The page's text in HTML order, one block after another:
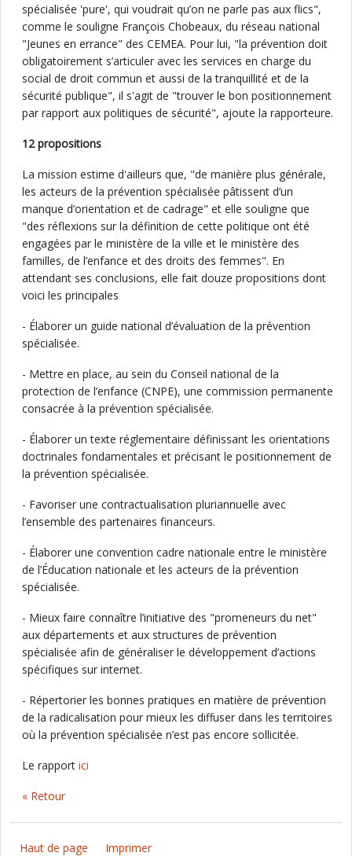
spécialisée 'pure', qui voudrait qu’on ne parle pas aux flics",
comme le souligne François Chobeaux, du réseau national
"Jeunes en errance" des CEMEA. Pour lui, "la prévention doit
obligatoirement s’articuler avec les services en charge du
social de droit commun et aussi de la tranquillité et de la
sécurité publique", il s'agit de "trouver le bon positionnement
par rapport aux politiques de sécurité", ajoute la rapporteure.
12 propositions
La mission estime d'ailleurs que, "de manière plus générale,
les acteurs de la prévention spécialisée pâtissent d’un
manque d’orientation et de cadrage" et elle souligne que
"des réflexions sur la définition de cette politique ont été
engagées par le ministère de la ville et le ministère des
familles, de l’enfance et des droits des femmes". En
attendant ses conclusions, elle fait douze propositions dont
voici les principales
- Élaborer un guide national d’évaluation de la prévention
spécialisée.
- Mettre en place, au sein du Conseil national de la
protection de l’enfance (CNPE), une commission permanente
consacrée à la prévention spécialisée.
- Élaborer un texte réglementaire définissant les orientations
doctrinales fondamentales et précisant le positionnement de
la prévention spécialisée.
- Favoriser une contractualisation pluriannuelle avec
l’ensemble des partenaires financeurs.
- Élaborer une convention cadre nationale entre le ministère
de l’Éducation nationale et les acteurs de la prévention
spécialisée.
- Mieux faire connaître l’initiative des "promeneurs du net"
aux départements et aux structures de prévention
spécialisée afin de généraliser le développement d’actions
spécifiques sur internet.
- Répertorier les bonnes pratiques en matière de prévention
de la radicalisation pour mieux les diffuser dans les territoires
où la prévention spécialisée n’est pas encore sollicitée.
Le rapport ici
« Retour
Haut de page Imprimer